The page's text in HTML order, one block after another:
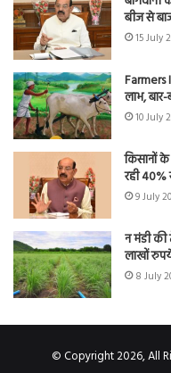
बीज से
15 July
Farmers
लाभ,
10 July
किसानों
रही
9 July
न मंडी
लाखों
8 July
© Copyright 2026, All